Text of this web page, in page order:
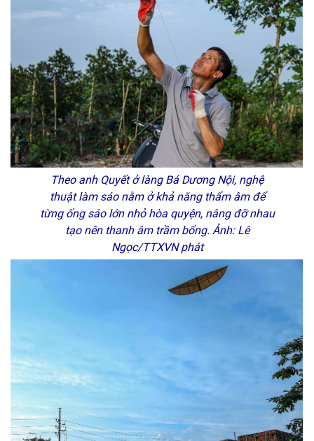
Theo anh Quyết ở làng Bá Dương Nội, nghệ
thuật làm sáo nằm ở khả năng thẩm âm để
từng ống sáo lớn nhỏ hòa quyện, nâng đỡ nhau
tạo nên thanh âm trầm bổng. Ảnh: Lê
Ngọc/TTXVN phát